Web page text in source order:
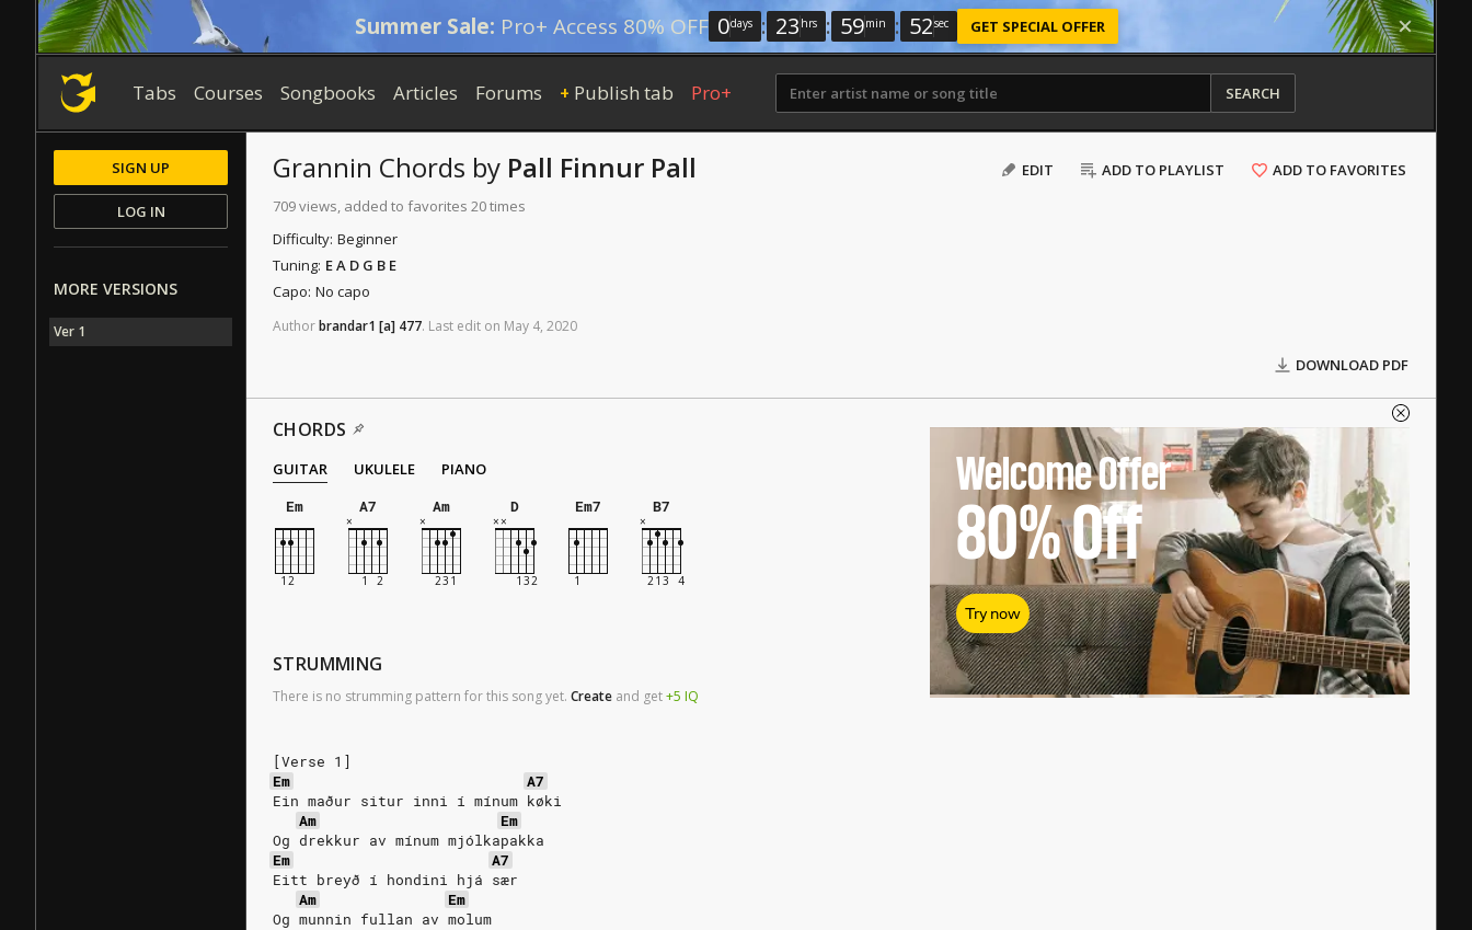
Summer Sale: Pro+ Access 80% OFF 0days : 23 hrs : 59min : 51sec GET SPECIAL OFFER
Tabs Courses Songbooks Articles Forums + Publish tab Pro+ SEARCH
EDIT ADD TO PLAYLIST ADD TO FAVORITES
Grannin Chords by Pall Finnur Pall
709 views, added to favorites 20 times
Difficulty: Beginner
Tuning: E A D G B E
Capo: No capo
Authorbrandar1 [a] 477. Last edit on May 4, 2020
DOWNLOAD PDF
CHORDS
GUITAR UKULELE
PIANO
Em
A7 Am D Em7 B7
STRUMMING
There is no strumming pattern for this song yet. Create and get+5 IQ
[Verse 1]
Em
A7
Ein maður situr inni í mínum køki
Am
Em
Og drekkur av mínum mjólkapakka
Em
A7
Eitt breyð í hondini hjá sær
Am
Em
Og munnin fullan av molum
Welcome Offer
80%Off
Try now
SIGN UP
LOG IN
MORE VERSIONS
Ver 1